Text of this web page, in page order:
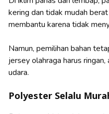
kering dan tidak mudah
membantu karena tidak
Namun, pemilihan bahan
jersey olahraga harus
udara.
Polyester Selalu